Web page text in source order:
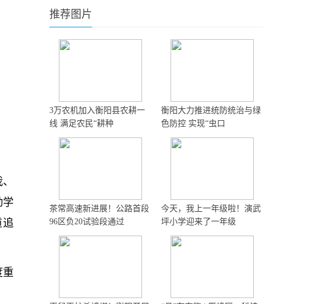
学
追
重
推荐图片
3万农机加入衡阳县农耕一
线 满足农民“耕种
衡阳大力推进统防统治与绿
色防控 实现“虫口
茶常高速新进展！公路首段
96区负20试验段通过
今天，我上一年级啦！演武
坪小学迎来了一年级